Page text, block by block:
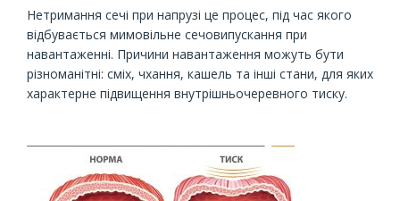
Нетримання сечі при напрузі це процес, під час якого
відбувається мимовільне сечовипускання при
навантаженні. Причини навантаження можуть бути
різноманітні: сміх, чхання, кашель та інші стани, для яких
характерне підвищення внутрішньочеревного тиску.